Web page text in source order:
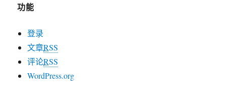
功能
登录
文章RSS
评论RSS
WordPress.org